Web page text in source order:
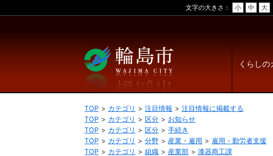
文字の大きさ 小 中 大
くらしの
TOP カテゴリ 注目情報
注目情報に掲載する
TOP
カテゴリ 区分
お知らせ
TOP
カテゴリ 区分
手続き
TOP
カテゴリ 分野 産業・雇用
雇用・勤労者支援
TOP
カテゴリ 組織 産業部 漆器商工課